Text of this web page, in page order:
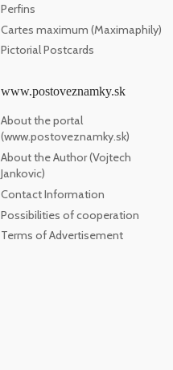
Perfins
Cartes maximum (Maximaphily)
Pictorial Postcards
www.postoveznamky.sk
About the portal
(www.postoveznamky.sk)
About the Author (Vojtech
Jankovic)
Contact Information
Possibilities of cooperation
Terms of Advertisement